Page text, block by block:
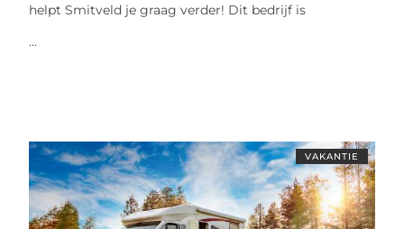
helpt Smitveld je graag verder! Dit bedrijf is
...
VAKANTIE